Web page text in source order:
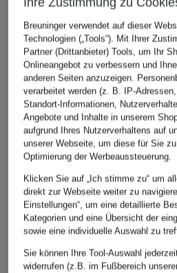
Breuninger verwendet auf dieser
Technologien („Tools“). Mit Ihrer
Partner (Drittanbieter) Tools, um Ihr
Onlineangebot zu verbessern und
anderen Seiten anzuzeigen.
verarbeitet werden (z. B. IP-
Standort-Informationen,
Angebote und Inhalte in unserem
aufgrund Ihres Nutzerverhaltens auf
unserer Webseite, um diese für Sie
Optimierung der Werbeaussteuerung.
Klicken Sie auf „Ich stimme zu“ um
direkt zur Webseite weiter zu
Einstellungen“, um eine detaillierte
Kategorien und eine Übersicht der
sowie eine individuelle Auswahl zu
Sie können Ihre Tool-Auswahl
widerrufen (z.B. im Fußbereich